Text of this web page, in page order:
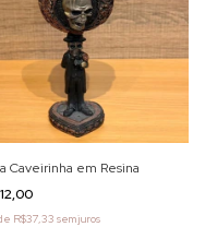
Caveirinha em Resina
R$37,33 sem juros